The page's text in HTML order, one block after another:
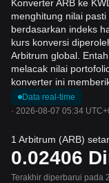
Konverter ARB ke
menghitung nilai
berdasarkan indeks
kurs konversi
Arbitrum global.
melacak nilai
konverter ini
Data real-time
· 2026-08-07 05:34
1 Arbitrum (ARB)
0.02406
Terakhir diperbarui pada